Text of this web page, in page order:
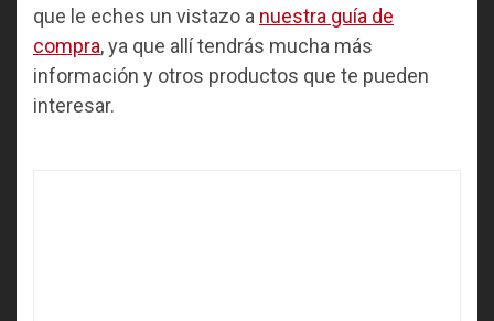
que le eches un vistazo a nuestra guía de
compra, ya que allí tendrás mucha más
información y otros productos que te pueden
interesar.